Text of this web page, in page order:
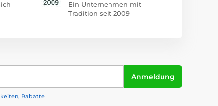
Ein Unternehmen mit
Tradition seit 2009
Anmeldung
Rabatte